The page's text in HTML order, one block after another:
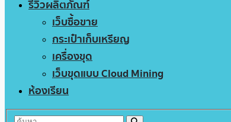
รีวิวผลิตภัณฑ์
เว็บซื้อขาย
กระเป๋าเก็บเหรียญ
เครื่องขุด
เว็บขุดแบบ Cloud Mining
ห้องเรียน